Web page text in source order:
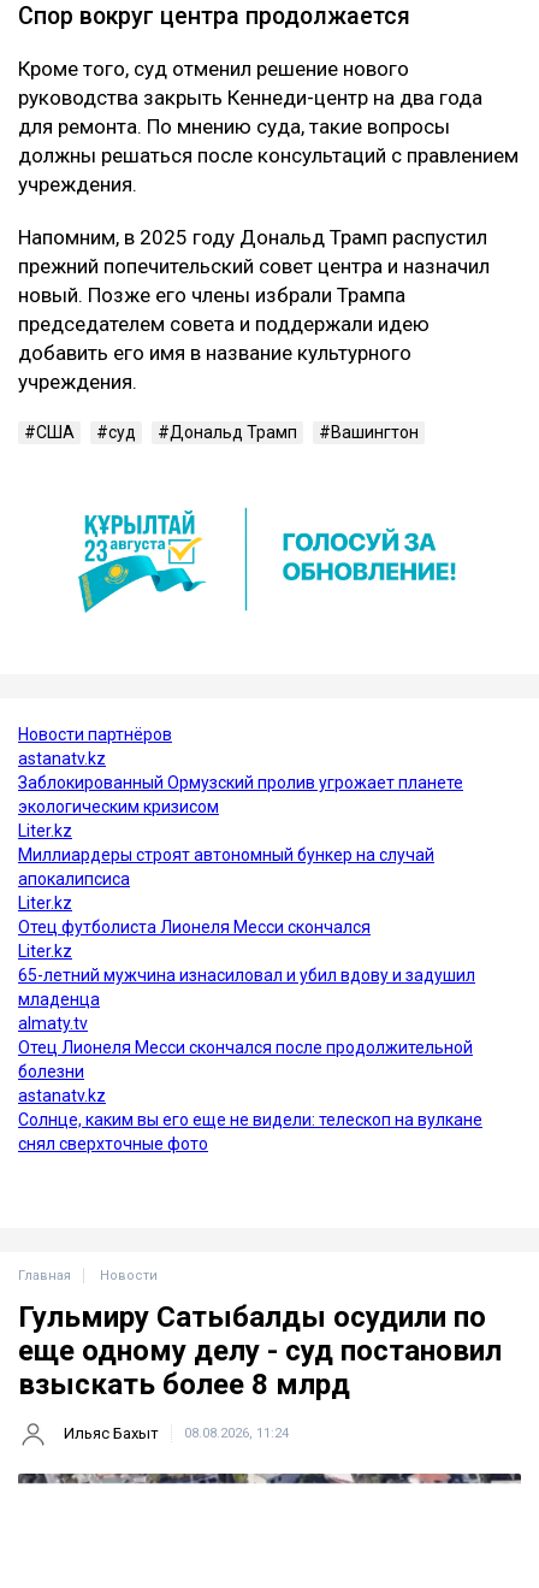
Спор вокруг центра продолжается
Кроме того, суд отменил решение нового
руководства закрыть Кеннеди-центр на два года
для ремонта. По мнению суда, такие вопросы
должны решаться после консультаций с правлением
учреждения.
Напомним, в 2025 году Дональд Трамп распустил
прежний попечительский совет центра и назначил
новый. Позже его члены избрали Трампа
председателем совета и поддержали идею
добавить его имя в название культурного
учреждения.
США суд Дональд Трамп Вашингтон